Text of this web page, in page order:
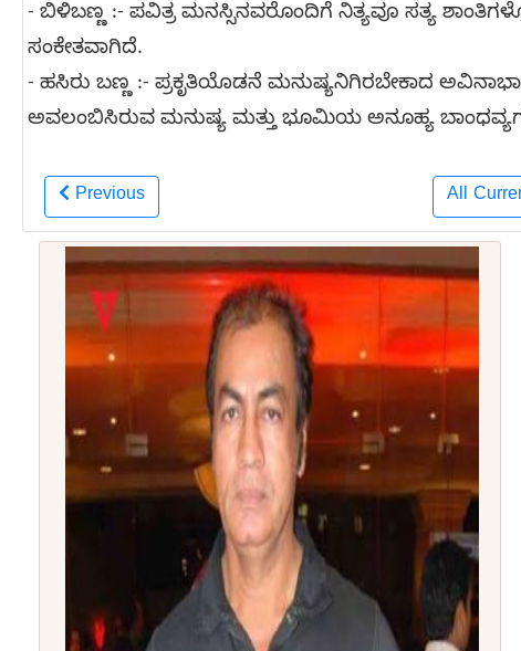
- ಬಿಳಿಬಣ್ಣ :- ಪವಿತ್ರ ಮನಸ್ಸಿನವರೊಂದಿಗೆ ನಿತ್ಯವೂ ಸತ್ಯ
ಸಂಕೇತವಾಗಿದೆ.
- ಹಸಿರು ಬಣ್ಣ :- ಪ್ರಕೃತಿಯೊಡನೆ ಮನುಷ್ಯನಿಗಿರಬೇಕಾದ
ಅವಲಂಬಿಸಿರುವ ಮನುಷ್ಯ ಮತ್ತು ಭೂಮಿಯ ಅನೂಹ್ಯ
Previous All